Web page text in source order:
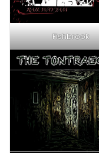
Fishbrook